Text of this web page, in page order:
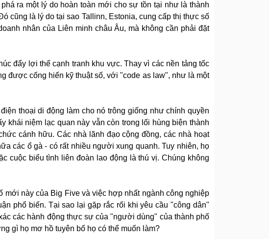
ra một lý do hoàn toàn mới cho sự tồn tại như là thành
cũng là lý do tại sao Tallinn, Estonia, cung cấp thị thực số
nhân của Liên minh châu Âu, mà không cần phải đặt
đẩy lợi thế cạnh tranh khu vực. Thay vì các nền tảng tốc
được cống hiến kỹ thuật số, với "code as law", như là một
thoại di động làm cho nó trông giống như chính quyền
khái niệm lạc quan này vẫn còn trong lối hùng biện thành
cánh hữu. Các nhà lãnh đạo cộng đồng, các nhà hoạt
các ổ gà - có rất nhiều người xung quanh. Tuy nhiên, họ
cuộc biểu tình liên đoàn lao động là thú vị. Chúng không
mới này của Big Five và việc hợp nhất ngành công nghiệp
phổ biến. Tại sao lại gặp rắc rối khi yêu cầu "công dân"
các hành động thực sự của "người dùng" của thành phố
gì họ mơ hồ tuyên bố họ có thể muốn làm?